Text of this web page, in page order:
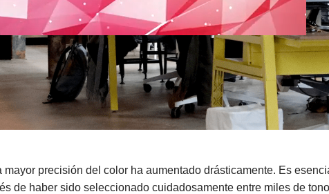
precisión del color ha aumentado drásticamente. Es
de haber sido seleccionado cuidadosamente entre miles de